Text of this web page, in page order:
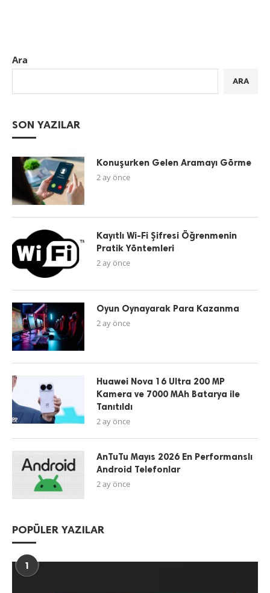
Ara
ARA
SON YAZILAR
Konuşurken Gelen Aramayı Görme
2 ay önce
Kayıtlı Wi-Fi Şifresi Öğrenmenin
Pratik Yöntemleri
2 ay önce
Oyun Oynayarak Para Kazanma
2 ay önce
Huawei Nova 16 Ultra 200 MP
Kamera ve 7000 MAh Batarya ile
Tanıtıldı
2 ay önce
AnTuTu Mayıs 2026 En Performanslı
Android Telefonlar
2 ay önce
POPÜLER YAZILAR
1